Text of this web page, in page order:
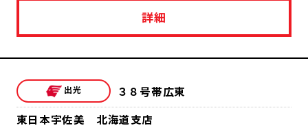
詳細
３８号帯広東
東日本宇佐美 北海道支店